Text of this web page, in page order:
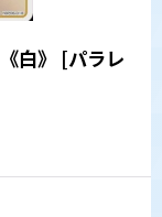
白》 [パラレ